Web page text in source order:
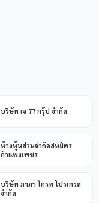
บริษัท เจ 77 กรุ๊ป จำกัด
ห้างหุ้นส่วนจำกัดสหมิตร
กำแพงเพชร
บริษัท ภาภา โกรท โปรเกรส
จำกัด